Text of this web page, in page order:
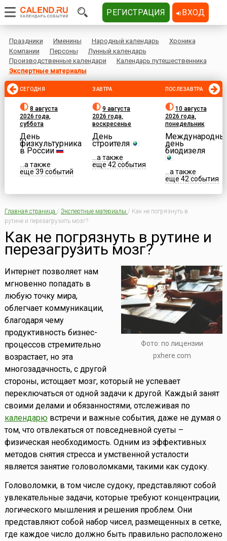
Праздники Именины Народный календарь
Хроника
Компании
Персоны
Лунный календарь
Производственные календари
Календарь путешественника
Экспертные материалы
СЕГОДНЯ
8 августа
2026 года,
суббота
День
физкультурника
в России
...а также
еще 39 событий
ЗАВТРА
9 августа
2026 года,
воскресенье
День
строителя
...а также
еще 42 события
ПОСЛЕЗАВТРА
10 августа
2026 года,
понедельник
день
биодизеля
...а также
еще 42 события
Главная страница / Экспертные материалы / Как не погрязнуть в
рутине и перезагрузить мозг?
Как не погрязнуть в рутине и
перезагрузить мозг?
Фото: по лицензии
pxhere.com
Интернет позволяет нам
мгновенно попадать в
любую точку мира,
облегчает коммуникации,
благодаря чему
продуктивность бизнес-
процессов стремительно
возрастает, но эта
многозадачность, с другой
стороны, истощает мозг, который не успевает
переключаться от одной задачи к другой. Каждый занят
своими делами и обязанностями, отслеживая по
календарювстречи и важные события, даже не думая о
том, что отвлекаться от повседневной суеты –
физическая необходимость. Одним из эффективных
методов снятия стресса и умственной усталости
является занятие головоломками, такими как судоку.
Головоломки, в том числе судоку, представляют собой
увлекательные задачи, которые требуют концентрации,
логического мышления и решения проблем. Они
представляют собой набор чисел, размещенных в сетке,
где каждое число должно быть правильно расположено
РЕГИСТРАЦИЯ ВХОД